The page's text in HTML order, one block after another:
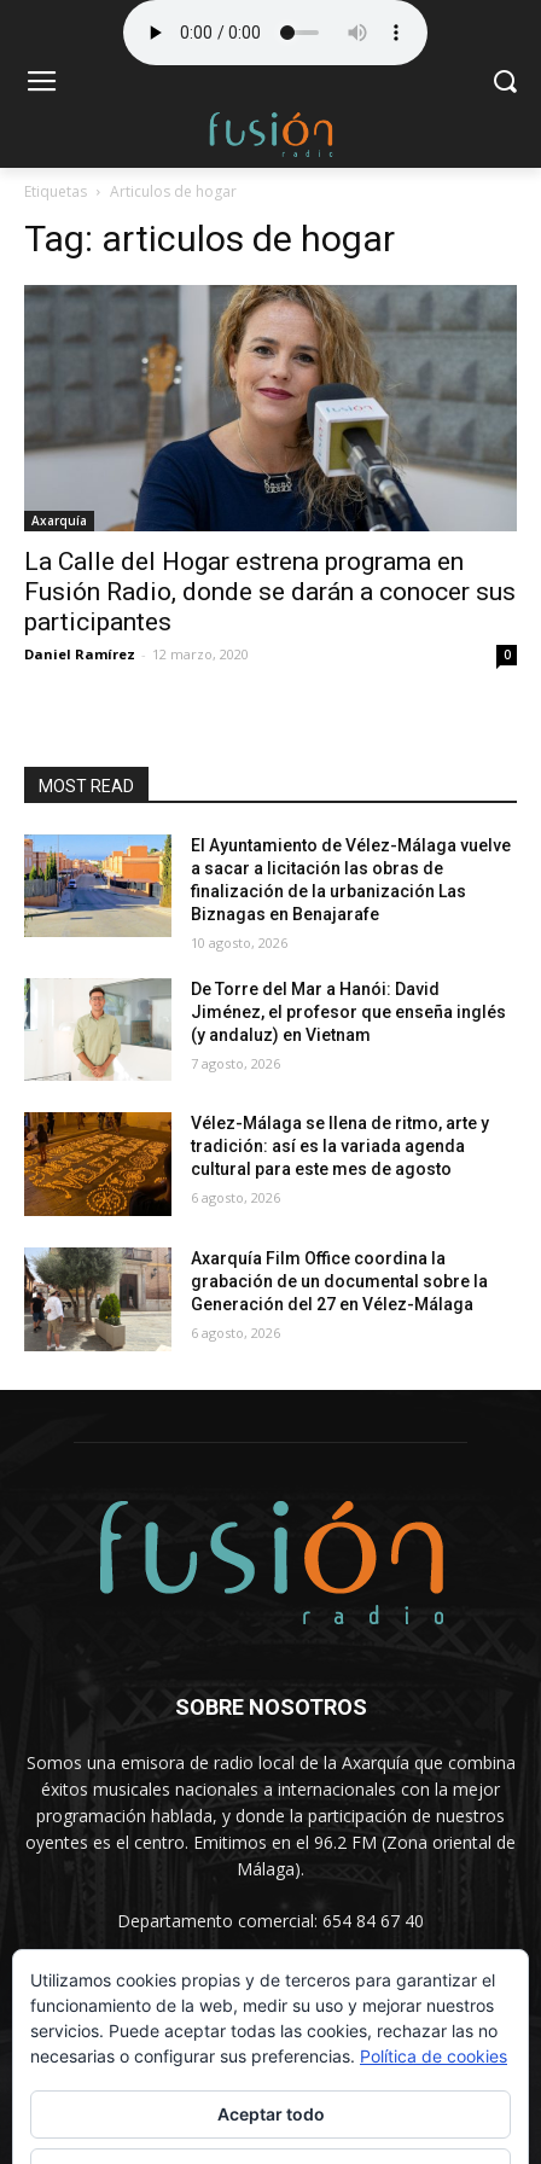
Etiquetas Articulos de hogar
Tag: articulos de hogar
Axarquía
La Calle del Hogar estrena programa en
Fusión Radio, donde se darán a conocer sus
participantes
Daniel Ramírez - 12 marzo, 2020 0
MOST READ
El Ayuntamiento de Vélez-Málaga vuelve
a sacar a licitación las obras de
finalización de la urbanización Las
Biznagas en Benajarafe
10 agosto, 2026
De Torre del Mar a Hanói: David
Jiménez, el profesor que enseña inglés
(y andaluz) en Vietnam
7 agosto, 2026
Vélez-Málaga se llena de ritmo, arte y
tradición: así es la variada agenda
cultural para este mes de agosto
6 agosto, 2026
Axarquía Film Office coordina la
grabación de un documental sobre la
Generación del 27 en Vélez-Málaga
6 agosto, 2026
SOBRE NOSOTROS
Somos una emisora de radio local de la Axarquía que combina
éxitos musicales nacionales a internacionales con la mejor
programación hablada, y donde la participación de nuestros
oyentes es el centro. Emitimos en el 96.2 FM (Zona oriental de
Málaga).
Departamento comercial: 654 84 67 40
SÍGUENOS
Utilizamos cookies propias y de terceros para garantizar el
funcionamiento de la web, medir su uso y mejorar nuestros
servicios. Puede aceptar todas las cookies, rechazar las no
necesarias o configurar sus preferencias. Política de cookies
Aceptar todo